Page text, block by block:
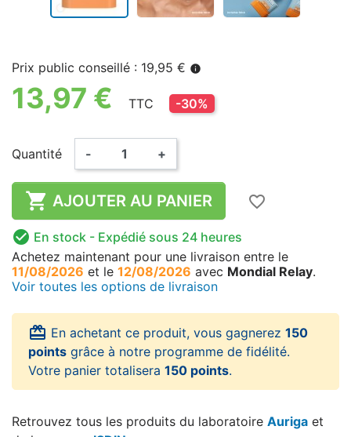
Prix public conseillé : 19,95 € info
13,97 € TTC -30%
Quantité - +
 AJOUTER AU PANIER
favorite_border
 En stock - Expédié sous 24 heures
Achetez maintenant pour une livraison entre le
11/08/2026 et le 12/08/2026 avec Mondial Relay.
Voir toutes les options de livraison
card_giftcard En achetant ce produit, vous gagnerez 150
points grâce à notre programme de fidélité.
Votre panier totalisera 150 points.
Retrouvez tous les produits du laboratoire Auriga et